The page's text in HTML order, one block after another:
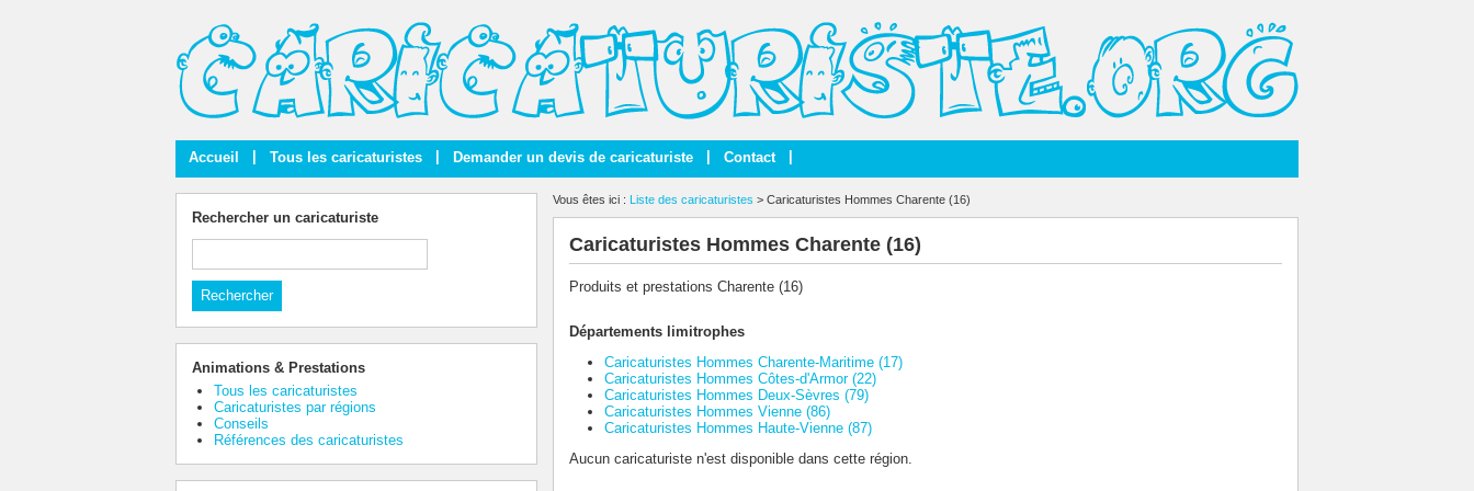
Accueil Tous les caricaturistes Demander un devis de caricaturiste Contact
Vous êtes ici : Liste des caricaturistes > Caricaturistes Hommes Charente (16)
Caricaturistes Hommes Charente (16)
Produits et prestations Charente (16)
Départements limitrophes
Caricaturistes Hommes Charente-Maritime (17)
Caricaturistes Hommes Côtes-d'Armor (22)
Caricaturistes Hommes Deux-Sèvres (79)
Caricaturistes Hommes Vienne (86)
Caricaturistes Hommes Haute-Vienne (87)
Aucun caricaturiste n'est disponible dans cette région.
Rechercher un caricaturiste
Animations & Prestations
Tous les caricaturistes
Caricaturistes par régions
Conseils
Références des caricaturistes